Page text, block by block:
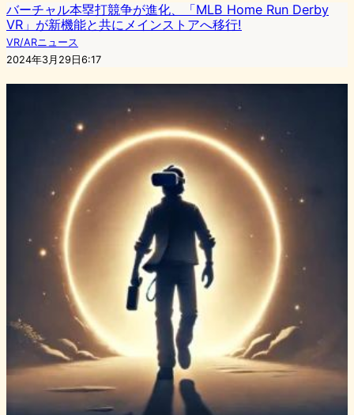
バーチャル本塁打競争が進化、「MLB Home Run Derby
VR」が新機能と共にメインストアへ移行!
VR/ARニュース
2024年3月29日6:17